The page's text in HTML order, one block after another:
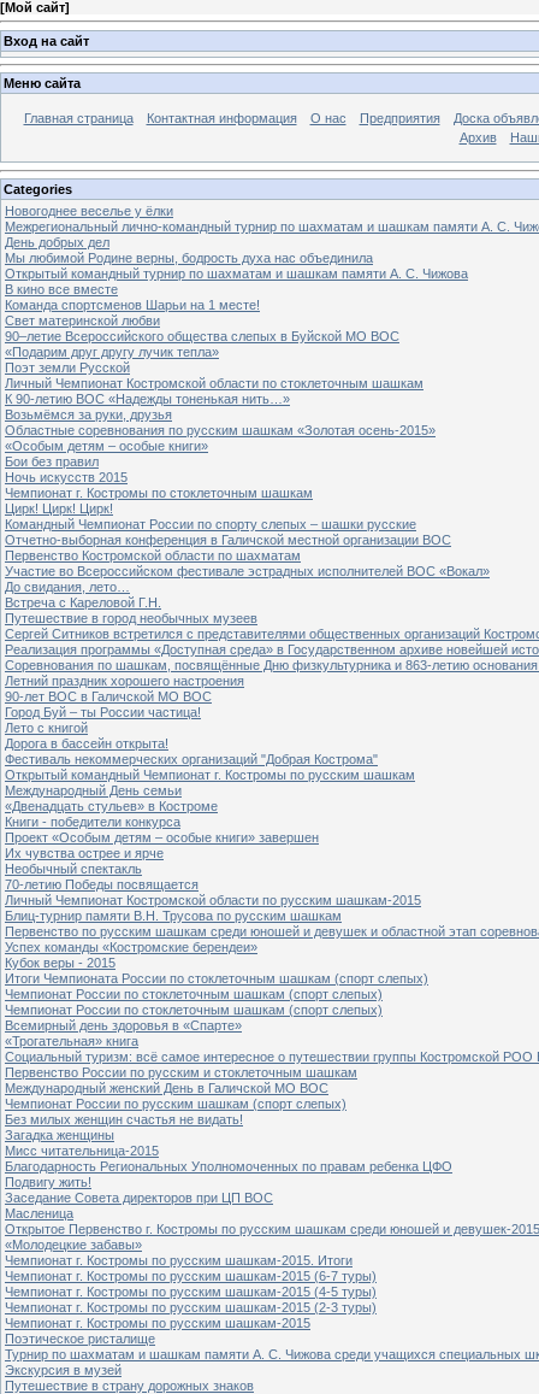
[Мой сайт]
Вход на сайт
Меню сайта
Главная страница Контактная информация О нас Предприятия
Доска
Архив
Categories
Новогоднее веселье у ёлки
Межрегиональный лично-командный турнир по шахматам и шашкам памяти А. С.
День добрых дел
Мы любимой Родине верны, бодрость духа нас объединила
Открытый командный турнир по шахматам и шашкам памяти А. С. Чижова
В кино все вместе
Команда спортсменов Шарьи на 1 месте!
Свет материнской любви
90–летие Всероссийского общества слепых в Буйской МО ВОС
«Подарим друг другу лучик тепла»
Поэт земли Русской
Личный Чемпионат Костромской области по стоклеточным шашкам
К 90-летию ВОС «Надежды тоненькая нить…»
Возьмёмся за руки, друзья
Областные соревнования по русским шашкам «Золотая осень-2015»
«Особым детям – особые книги»
Бои без правил
Ночь искусств 2015
Чемпионат г. Костромы по стоклеточным шашкам
Цирк! Цирк! Цирк!
Командный Чемпионат России по спорту слепых – шашки русские
Отчетно-выборная конференция в Галичской местной организации ВОС
Первенство Костромской области по шахматам
Участие во Всероссийском фестивале эстрадных исполнителей ВОС «Вокал»
До свидания, лето…
Встреча с Кареловой Г.Н.
Путешествие в город необычных музеев
Сергей Ситников встретился с представителями общественных организаций
Реализация программы «Доступная среда» в Государственном архиве новейшей
Соревнования по шашкам, посвящённые Дню физкультурника и 863-летию основания
Летний праздник хорошего настроения
90-лет ВОС в Галичской МО ВОС
Город Буй – ты России частица!
Лето с книгой
Дорога в бассейн открыта!
Фестиваль некоммерческих организаций "Добрая Кострома"
Открытый командный Чемпионат г. Костромы по русским шашкам
Международный День семьи
«Двенадцать стульев» в Костроме
Книги - победители конкурса
Проект «Особым детям – особые книги» завершен
Их чувства острее и ярче
Необычный спектакль
70-летию Победы посвящается
Личный Чемпионат Костромской области по русским шашкам-2015
Блиц-турнир памяти В.Н. Трусова по русским шашкам
Первенство по русским шашкам среди юношей и девушек и областной этап
Успех команды «Костромские берендеи»
Кубок веры - 2015
Итоги Чемпионата России по стоклеточным шашкам (спорт слепых)
Чемпионат России по стоклеточным шашкам (спорт слепых)
Чемпионат России по стоклеточным шашкам (спорт слепых)
Всемирный день здоровья в «Спарте»
«Трогательная» книга
Социальный туризм: всё самое интересное о путешествии группы Костромской
Первенство России по русским и стоклеточным шашкам
Международный женский День в Галичской МО ВОС
Чемпионат России по русским шашкам (спорт слепых)
Без милых женщин счастья не видать!
Загадка женщины
Мисс читательница-2015
Благодарность Региональных Уполномоченных по правам ребенка ЦФО
Подвигу жить!
Заседание Совета директоров при ЦП ВОС
Масленица
Открытое Первенство г. Костромы по русским шашкам среди юношей и девушек-
«Молодецкие забавы»
Чемпионат г. Костромы по русским шашкам-2015. Итоги
Чемпионат г. Костромы по русским шашкам-2015 (6-7 туры)
Чемпионат г. Костромы по русским шашкам-2015 (4-5 туры)
Чемпионат г. Костромы по русским шашкам-2015 (2-3 туры)
Чемпионат г. Костромы по русским шашкам-2015
Поэтическое ристалище
Турнир по шахматам и шашкам памяти А. С. Чижова среди учащихся специальных
Экскурсия в музей
Путешествие в страну дорожных знаков